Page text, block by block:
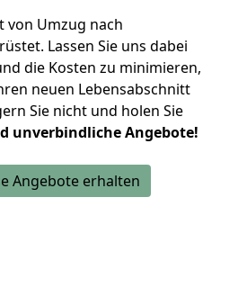
von Umzug nach
Lassen Sie uns dabei
die Kosten zu minimieren,
neuen Lebensabschnitt
Sie nicht und holen Sie
unverbindliche Angebote!
Angebote erhalten